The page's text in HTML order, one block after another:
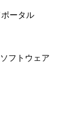
ータル
フトウェア